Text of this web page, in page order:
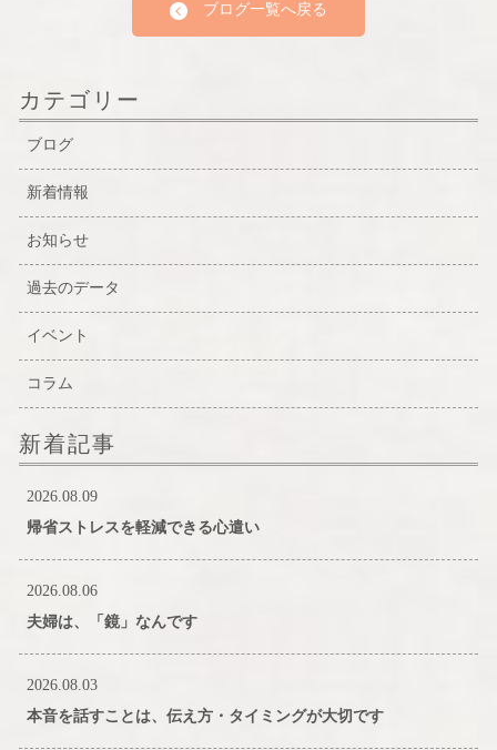
ブログ一覧へ戻る
カテゴリー
ブログ
新着情報
お知らせ
過去のデータ
イベント
コラム
新着記事
2026.08.09
帰省ストレスを軽減できる心遣い
2026.08.06
夫婦は、「鏡」なんです
2026.08.03
本音を話すことは、伝え方・タイミングが大切です